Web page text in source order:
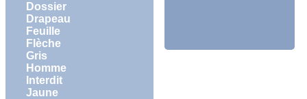
Dossier
Drapeau
Feuille
Flèche
Gris
Homme
Interdit
Jaune